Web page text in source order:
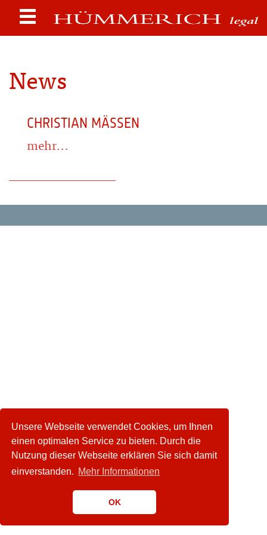
Unsere Webseite verwendet Cookies, um Ihnen
einen optimalen Service zu bieten. Durch die
Nutzung dieser Webseite erklären Sie sich damit
einverstanden. Mehr Informationen
OK
News
CHRISTIAN MÄSSEN
mehr...